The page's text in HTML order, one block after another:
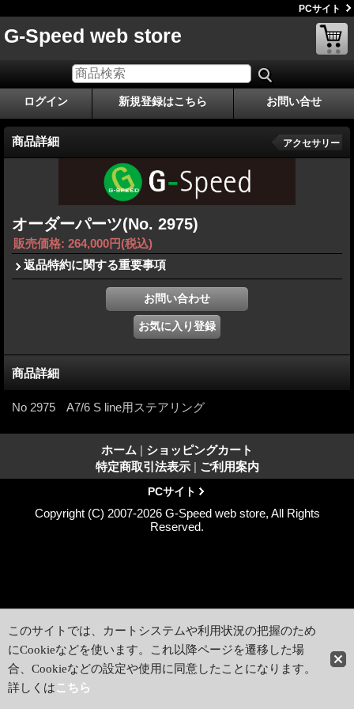
PCサイト
G-Speed web store
ログイン 新規登録はこちら お問い合せ
商品詳細 アクセサリー
オーダーパーツ(No. 2975)
販売価格: 264,000円(税込)
返品特約に関する重要事項
商品詳細
No 2975 A7/6 S line用ステアリング
ホーム | ショッピングカート
特定商取引法表示 | ご利用案内
PCサイト
Copyright (C) 2007-2026 G-Speed web store, All Rights
Reserved.
このサイトでは、カートシステムや利用状況の把握のため
にCookieなどを使います。これ以降ページを遷移した場
合、Cookieなどの設定や使用に同意したことになります。
詳しくはこちら